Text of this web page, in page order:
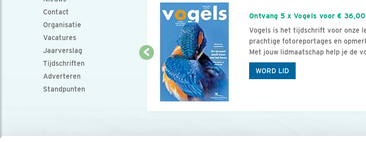
Contact
Organisatie
Vacatures
Jaarverslag
Tijdschriften
Adverteren
Standpunten
Ontvang 5 x Vogels voor €
Vogels is het tijdschrift voor onze
prachtige fotoreportages en
Met jouw lidmaatschap help je de
WORD LID